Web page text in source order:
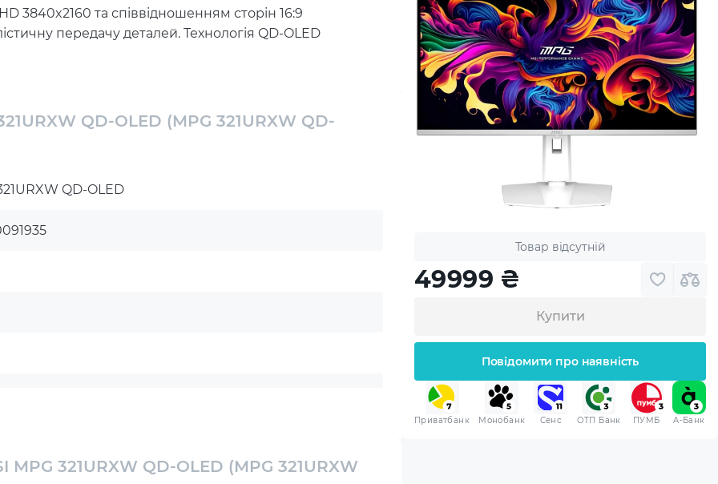
3840x2160 та співвідношенням сторін 16:9
передачу деталей. Технологія QD-OLED
до 1 500 000:1 і насичену палітру з 1.07 мільярда
кадру, а технологія Flicker-Free зменшує
Яскравість до 250 кд/м² і підтримка HDR
комфорт сприйняття зображення.
монітор під індивідуальні потреби.
USB-C та 2× USB 2.0, а також аудіороз’єм mini-
для ігор і мультимедіа.
здатність, QD-OLED-матрицю та частоту
й швидкодії. В інтернет-магазині Artline
QD-OLED (MPG 321URXW QD-
QD-OLED
MPG 321URXW QD-OLED (MPG 321URXW
Товар відсутній
49999 ₴
Купити
Повідомити про наявність
Приватбанк Монобанк Сенс ОТП Банк ПУМБ A-Банк